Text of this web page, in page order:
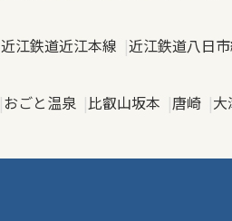
近江鉄道近江本線 近江鉄道八日
おごと温泉 比叡山坂本 唐崎 大